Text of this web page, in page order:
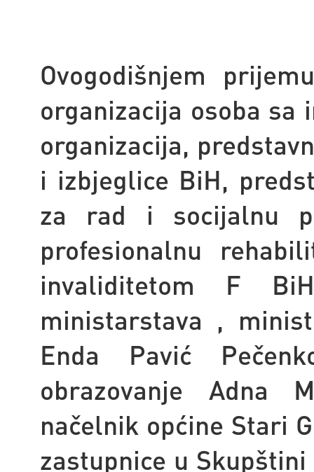
Ovogodišnjem
organizacija osoba
organizacija,
i izbjeglice BiH,
za rad i socijalnu
profesionalnu
invaliditetom F
ministarstava ,
Enda Pavić
obrazovanje Adna
načelnik općine Stari
zastupnice u